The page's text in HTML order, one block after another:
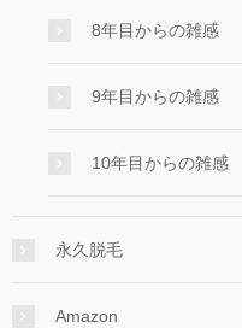
8年目からの雑感
9年目からの雑感
10年目からの雑感
永久脱毛
Amazon